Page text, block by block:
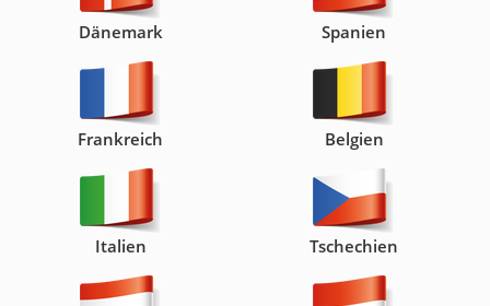
Dänemark Spanien
Frankreich Belgien
Italien Tschechien